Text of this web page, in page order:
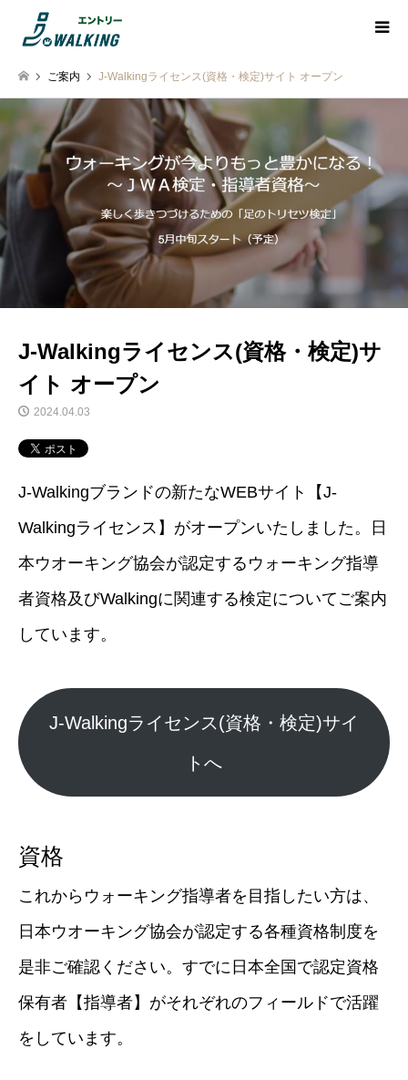
ご案内 J-Walkingライセンス(資格・検定)サイト オープン
J-Walkingライセンス(資格・検定)サ
イト オープン
2024.04.03
J-Walkingブランドの新たなWEBサイト【J-
Walkingライセンス】がオープンいたしました。日
本ウオーキング協会が認定するウォーキング指導
者資格及びWalkingに関連する検定についてご案内
しています。
J-Walkingライセンス(資格・検定)サイ
トへ
資格
これからウォーキング指導者を目指したい方は、
日本ウオーキング協会が認定する各種資格制度を
是非ご確認ください。すでに日本全国で認定資格
保有者【指導者】がそれぞれのフィールドで活躍
をしています。